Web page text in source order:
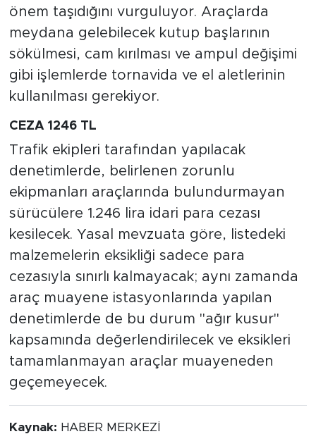
önem taşıdığını vurguluyor. Araçlarda
meydana gelebilecek kutup başlarının
sökülmesi, cam kırılması ve ampul değişimi
gibi işlemlerde tornavida ve el aletlerinin
kullanılması gerekiyor.
CEZA 1246 TL
Trafik ekipleri tarafından yapılacak
denetimlerde, belirlenen zorunlu
ekipmanları araçlarında bulundurmayan
sürücülere 1.246 lira idari para cezası
kesilecek. Yasal mevzuata göre, listedeki
malzemelerin eksikliği sadece para
cezasıyla sınırlı kalmayacak; aynı zamanda
araç muayene istasyonlarında yapılan
denetimlerde de bu durum "ağır kusur"
kapsamında değerlendirilecek ve eksikleri
tamamlanmayan araçlar muayeneden
geçemeyecek.
Kaynak: HABER MERKEZİ